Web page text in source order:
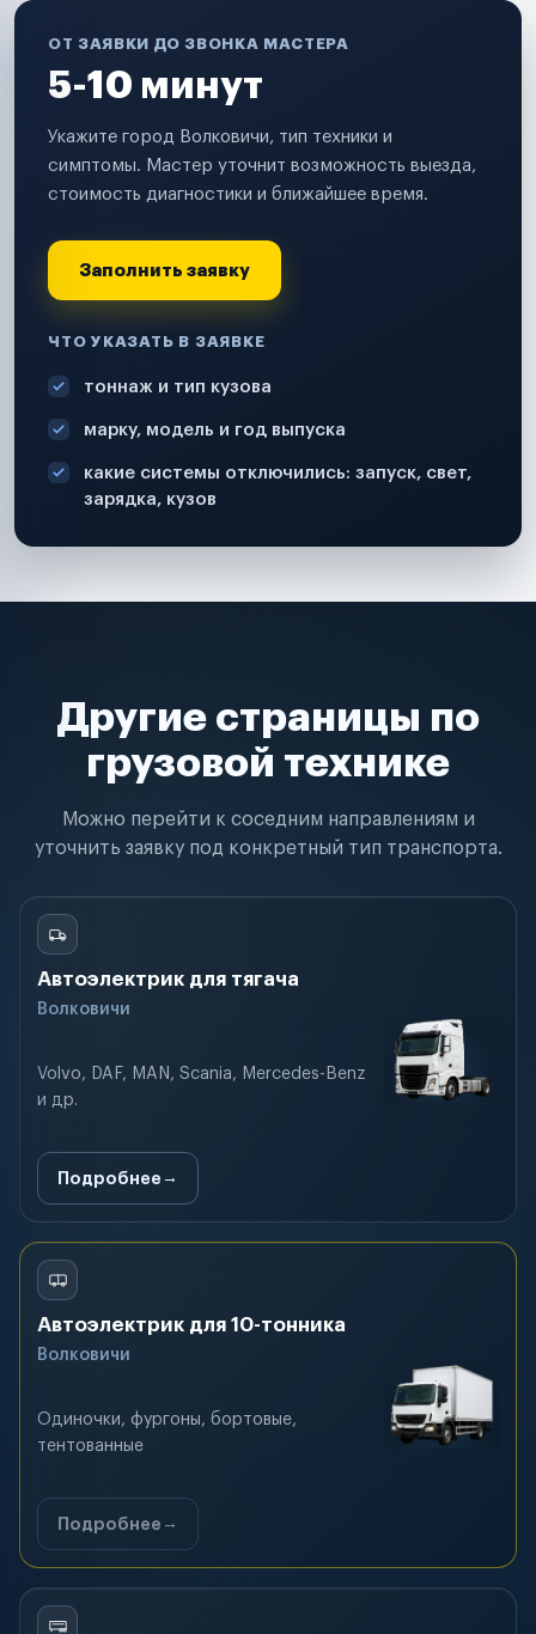
ОТ ЗАЯВКИ ДО ЗВОНКА МАСТЕРА
5-10 минут
Укажите город Волковичи, тип техники и
симптомы. Мастер уточнит возможность выезда,
стоимость диагностики и ближайшее время.
Заполнить заявку
ЧТО УКАЗАТЬ В ЗАЯВКЕ
тоннаж и тип кузова
марку, модель и год выпуска
какие системы отключились: запуск, свет,
зарядка, кузов
Другие страницы по
грузовой технике
Можно перейти к соседним направлениям и
уточнить заявку под конкретный тип транспорта.
Автоэлектрик для тягача
Волковичи
Volvo, DAF, MAN, Scania, Mercedes-Benz
и др.
Подробнее
Автоэлектрик для 10-тонника
Волковичи
Одиночки, фургоны, бортовые,
тентованные
Подробнее